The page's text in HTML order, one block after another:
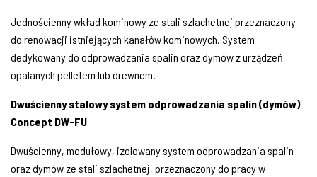
Jednościenny wkład kominowy ze stali szlachetnej przeznaczony
do renowacji istniejących kanałów kominowych. System
dedykowany do odprowadzania spalin oraz dymów z urządzeń
opalanych pelletem lub drewnem.
Dwuścienny stalowy system odprowadzania spalin (dymów)
Concept DW-FU
Dwuścienny, modułowy, izolowany system odprowadzania spalin
oraz dymów ze stali szlachetnej, przeznaczony do pracy w